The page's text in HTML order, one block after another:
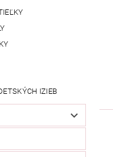
IZIEB